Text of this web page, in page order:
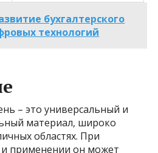
бухгалтерского
технологий
– это универсальный и
материал, широко
областях. При
применении он может